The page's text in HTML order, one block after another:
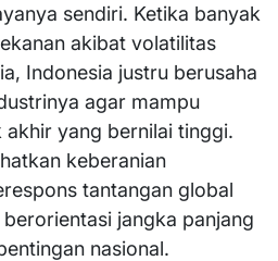
sendiri. Ketika banyak
akibat volatilitas
Indonesia justru berusaha
agar mampu
yang bernilai tinggi.
keberanian
tantangan global
jangka panjang
nasional.